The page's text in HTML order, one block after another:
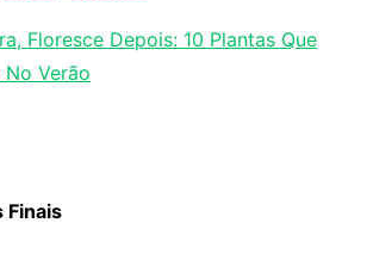
Floresce Depois: 10 Plantas Que
Verão
Finais